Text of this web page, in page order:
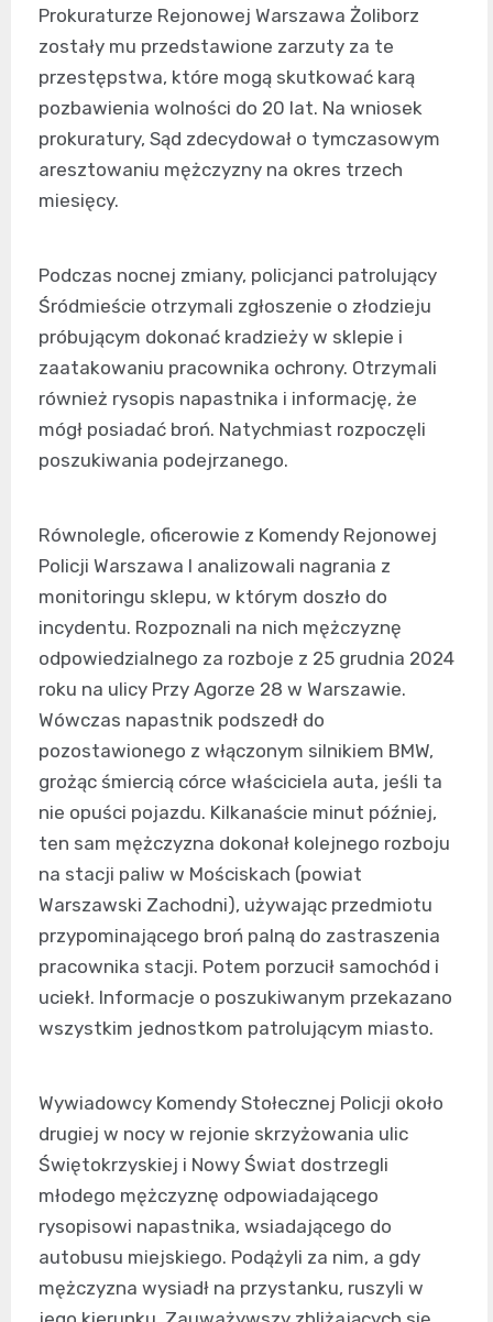
Prokuraturze Rejonowej Warszawa Żoliborz
zostały mu przedstawione zarzuty za te
przestępstwa, które mogą skutkować karą
pozbawienia wolności do 20 lat. Na wniosek
prokuratury, Sąd zdecydował o tymczasowym
aresztowaniu mężczyzny na okres trzech
miesięcy.
Podczas nocnej zmiany, policjanci patrolujący
Śródmieście otrzymali zgłoszenie o złodzieju
próbującym dokonać kradzieży w sklepie i
zaatakowaniu pracownika ochrony. Otrzymali
również rysopis napastnika i informację, że
mógł posiadać broń. Natychmiast rozpoczęli
poszukiwania podejrzanego.
Równolegle, oficerowie z Komendy Rejonowej
Policji Warszawa I analizowali nagrania z
monitoringu sklepu, w którym doszło do
incydentu. Rozpoznali na nich mężczyznę
odpowiedzialnego za rozboje z 25 grudnia 2024
roku na ulicy Przy Agorze 28 w Warszawie.
Wówczas napastnik podszedł do
pozostawionego z włączonym silnikiem BMW,
grożąc śmiercią córce właściciela auta, jeśli ta
nie opuści pojazdu. Kilkanaście minut później,
ten sam mężczyzna dokonał kolejnego rozboju
na stacji paliw w Mościskach (powiat
Warszawski Zachodni), używając przedmiotu
przypominającego broń palną do zastraszenia
pracownika stacji. Potem porzucił samochód i
uciekł. Informacje o poszukiwanym przekazano
wszystkim jednostkom patrolującym miasto.
Wywiadowcy Komendy Stołecznej Policji około
drugiej w nocy w rejonie skrzyżowania ulic
Świętokrzyskiej i Nowy Świat dostrzegli
młodego mężczyznę odpowiadającego
rysopisowi napastnika, wsiadającego do
autobusu miejskiego. Podążyli za nim, a gdy
mężczyzna wysiadł na przystanku, ruszyli w